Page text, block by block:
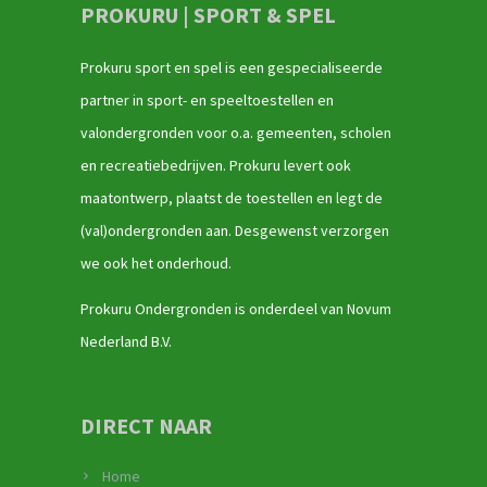
PROKURU | SPORT & SPEL
Prokuru sport en spel is een gespecialiseerde
partner in sport- en speeltoestellen en
valondergronden voor o.a. gemeenten, scholen
en recreatiebedrijven. Prokuru levert ook
maatontwerp, plaatst de toestellen en legt de
(val)ondergronden aan. Desgewenst verzorgen
we ook het onderhoud.
Prokuru Ondergronden is onderdeel van Novum
Nederland B.V.
DIRECT NAAR
Home